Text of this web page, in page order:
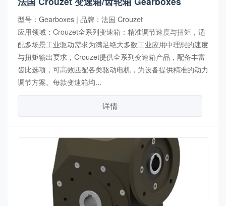
型号：Gearboxes | 品牌：法国 Crouzet
应用领域：Crouzet全系列变速箱：精准调节速度与扭矩，适
配多场景工业驱动需求为满足绝大多数工业应用中理想的速度
与扭矩输出要求，Crouzet提供全系列变速箱产品，配备丰富
齿比选项，可高效匹配各类驱动电机，为设备提供精准的动力
调节方案。每款变速箱均...
详情